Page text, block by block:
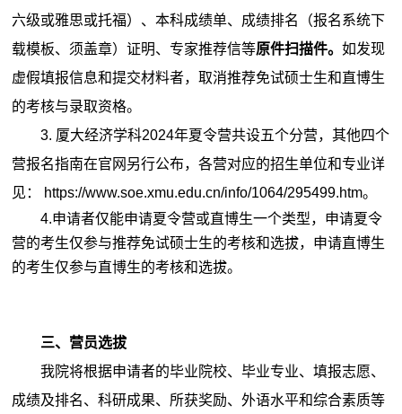
六级或雅思或托福）、本科成绩单、成绩排名（报名系统下
载模板、须盖章）证明、专家推荐信等原件扫描件。 如发现
虚假填报信息和提交材料者，取消推荐免试硕士生和直博生
的考核与录取资格。
3. 厦大经济学科2024年夏令营共设五个分营，其他四个
营报名指南在官网另行公布，各营对应的招生单位和专业详
见：
https://www.soe.xmu.edu.cn/info/1064/295499.htm。
4.申请者仅能申请夏令营或直博生一个类型，申请夏令
营的考生仅参与推荐免试硕士生的考核和选拔，申请直博生
的考生仅参与直博生的考核和选拔。
三、营员选拔
我院将根据申请者的毕业院校、毕业专业、填报志愿、
成绩及排名、科研成果、所获奖励、外语水平和综合素质等